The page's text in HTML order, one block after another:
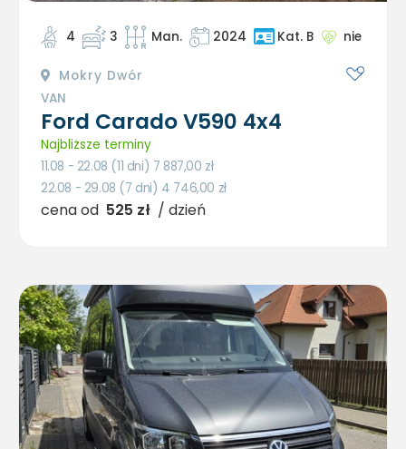
4 3 Man. 2024 Kat. B nie
Mokry Dwór
VAN
Ford Carado V590 4x4
Najbliższe terminy
11.08 - 22.08 (11 dni) 7 887,00 zł
22.08 - 29.08 (7 dni) 4 746,00 zł
cena od 525 zł / dzień